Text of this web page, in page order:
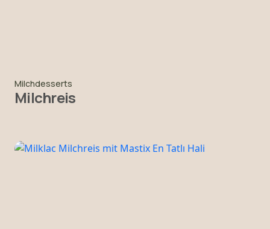
Milchdesserts
Milchreis